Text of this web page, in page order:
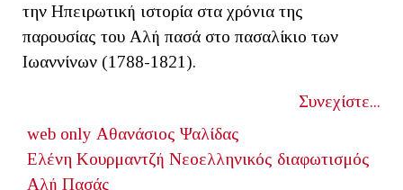
την Ηπειρωτική ιστορία στα χρόνια της
παρουσίας του Αλή πασά στο πασαλίκιο των
Ιωαννίνων (1788-1821).
Συνεχίστε...
web only Αθανάσιος Ψαλίδας
Ελένη Κουρμαντζή Νεοελληνικός διαφωτισμός
Αλή Πασάς